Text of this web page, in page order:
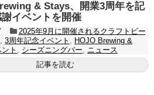
& Stays、開業3周年を記
イベントを開催
2025年9月に開催されるクラフトビー
, 3周年記念イベント , HOJO Brewing &
ト , シーズニングバー, ニュース
記事を読む